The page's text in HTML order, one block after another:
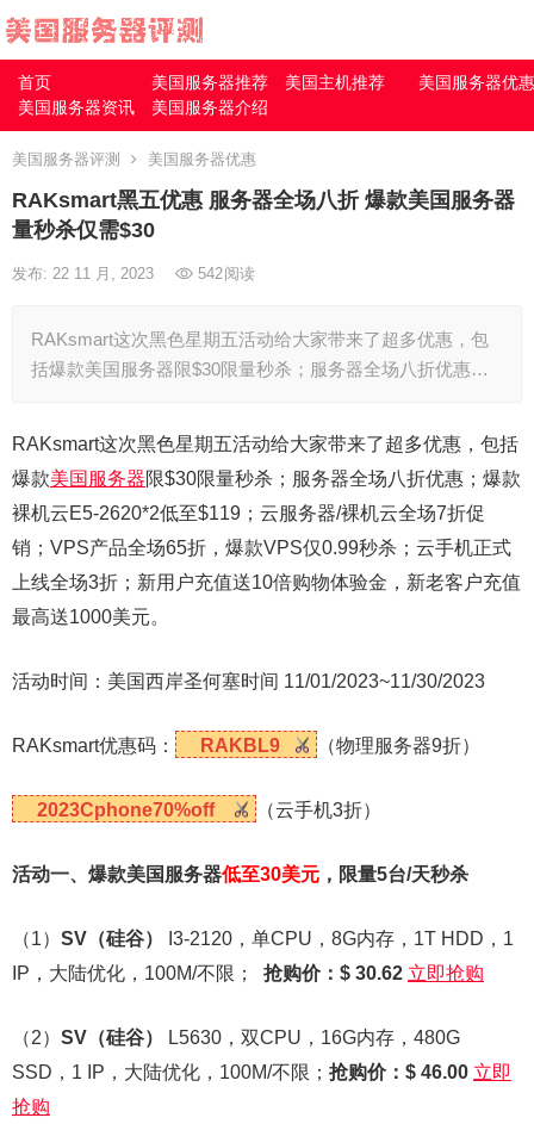
首页 美国服务器推荐 美国主机推荐
美国服务器优惠
美国服务器资讯
美国服务器介绍
美国服务器评测 美国服务器优惠
RAKsmart黑五优惠 服务器全场八折 爆款美国服务器
量秒杀仅需$30
发布: 22 11 月, 2023 542阅读
RAKsmart这次黑色星期五活动给大家带来了超多优惠，包
括爆款美国服务器限$30限量秒杀；服务器全场八折优惠…
RAKsmart这次黑色星期五活动给大家带来了超多优惠，包括
爆款美国服务器限$30限量秒杀；服务器全场八折优惠；爆款
裸机云E5-2620*2低至$119；云服务器/裸机云全场7折促
销；VPS产品全场65折，爆款VPS仅0.99秒杀；云手机正式
上线全场3折；新用户充值送10倍购物体验金，新老客户充值
最高送1000美元。
活动时间：美国西岸圣何塞时间 11/01/2023~11/30/2023
RAKsmart优惠码： RAKBL9 （物理服务器9折）
2023Cphone70%off （云手机3折）
活动一、爆款美国服务器低至30美元 ，限量5台/天秒杀
（1） SV （硅谷）
I3-2120，单CPU，8G内存，1T HDD，1
IP，大陆优化，100M/不限； 抢购价：$ 30.62 立即抢购
（2） SV （硅谷）
L5630，双CPU，16G内存，480G
SSD，1 IP，大陆优化，100M/不限； 抢购价：$ 46.00 立即
抢购